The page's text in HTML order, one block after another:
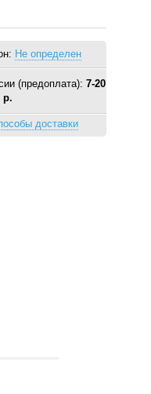
Не определен
(предоплата): 7-20
р.
доставки